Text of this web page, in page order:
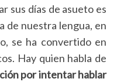
sus días de asueto es
de nuestra lengua, en
se ha convertido en
Hay quien habla de
por intentar hablar